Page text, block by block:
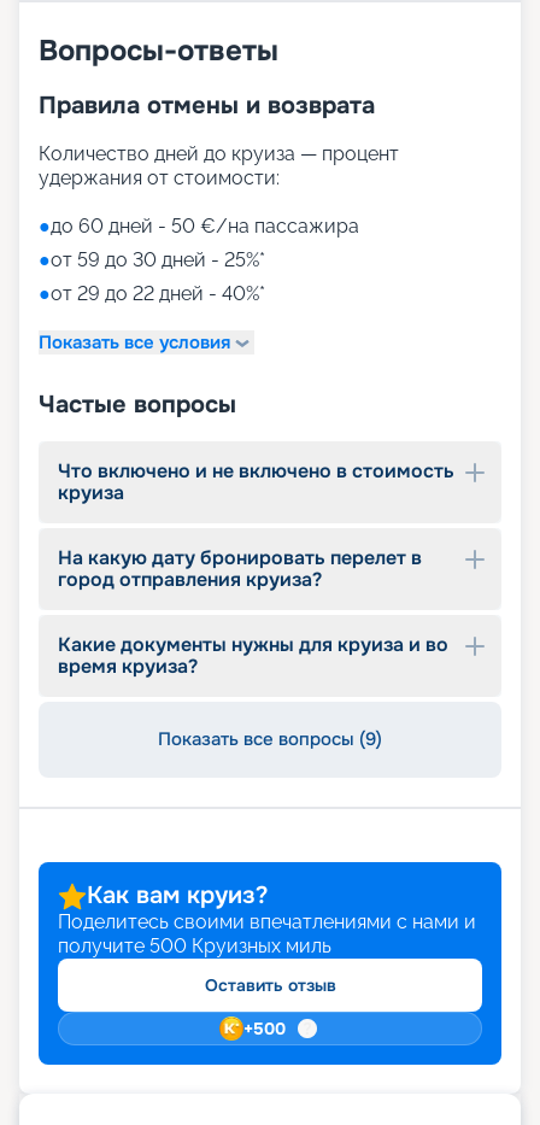
Путешествие на корабле
будущего
На нашем сайте вы можете купить путевки на
круизы MSC World America, выбрав идеальный
вариант путешествия на 2026 - 2027 г. Мы
предлагаем ознакомиться с фото кают, точным
описанием лайнера и прочитать отзывы бывалых
путешественников. Если у вас останутся
вопросы о круизе, просто свяжитесь с нами по
специалисты ответят на актуальные вопросы.
Вопросы-ответы
Правила отмены и возврата
Количество дней до круиза — процент
удержания от стоимости:
●до 60 дней - 50 €/на пассажира
●от 59 до 30 дней - 25%*
●от 29 до 22 дней - 40%*
Показать все условия
Частые вопросы
Что включено и не включено в стоимость
круиза
На какую дату бронировать перелет в
город отправления круиза?
Какие документы нужны для круиза и во
время круиза?
Показать все вопросы (9)
Как вам круиз?
Поделитесь своими впечатлениями с нами и
получите 500 Круизных миль
Оставить отзыв
+500